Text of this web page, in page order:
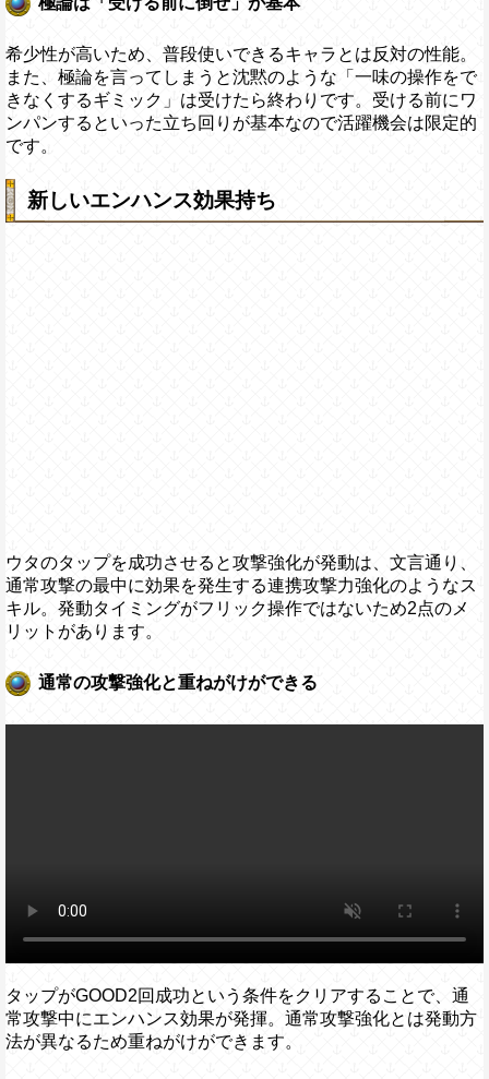
希少性が高いため、普段使いできるキャラとは反対の性能。
また、極論を言ってしまうと沈黙のような「一味の操作をで
きなくするギミック」は受けたら終わりです。受ける前にワ
ンパンするといった立ち回りが基本なので活躍機会は限定的
です。
新しいエンハンス効果持ち
ウタのタップを成功させると攻撃強化が発動は、文言通り、
通常攻撃の最中に効果を発生する連携攻撃力強化のようなス
キル。発動タイミングがフリック操作ではないため2点のメ
リットがあります。
通常の攻撃強化と重ねがけができる
タップがGOOD2回成功という条件をクリアすることで、通
常攻撃中にエンハンス効果が発揮。通常攻撃強化とは発動方
法が異なるため重ねがけができます。